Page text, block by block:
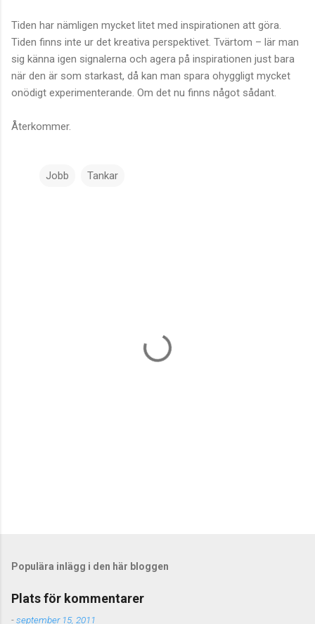
Tiden har nämligen mycket litet med inspirationen att göra.
Tiden finns inte ur det kreativa perspektivet. Tvärtom – lär man
sig känna igen signalerna och agera på inspirationen just bara
när den är som starkast, då kan man spara ohyggligt mycket
onödigt experimenterande. Om det nu finns något sådant.
Återkommer.
Jobb Tankar
Populära inlägg i den här bloggen
Plats för kommentarer
-september 15, 2011